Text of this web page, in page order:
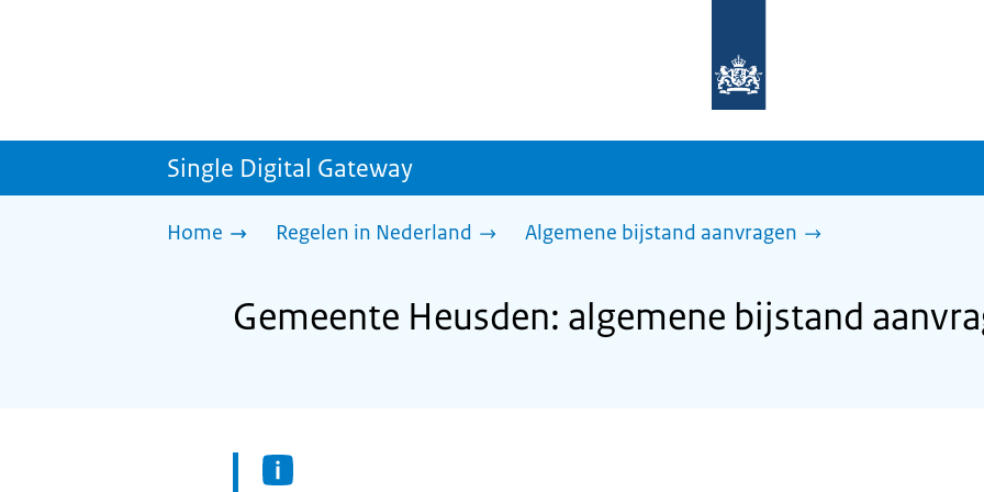
homepage
sdg.rijksoverheid.nl
Single Digital Gateway
Home Regelen in Nederland Algemene bijstand aanvragen
Gemeente Heusden: algemene bijstand